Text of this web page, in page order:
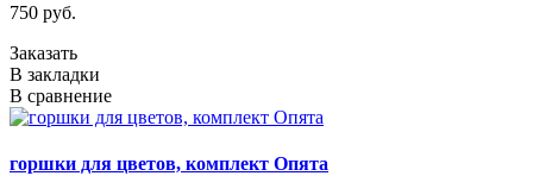
750 руб.
Заказать
В закладки
В сравнение
горшки для цветов, комплект Опята